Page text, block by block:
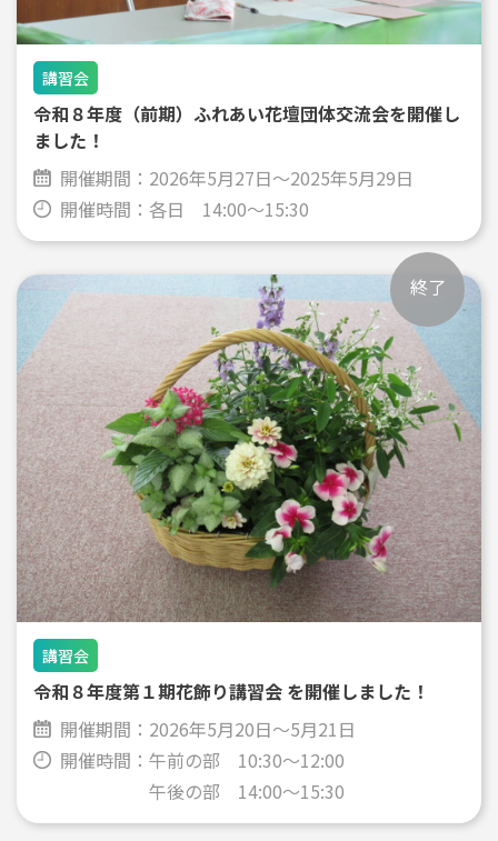
講習会
令和８年度（前期）ふれあい花壇団体交流会を開催し
ました！
開催期間： 2026年5月27日～2025年5月29日
開催時間： 各日 14:00～15:30
終了
講習会
令和８年度第１期花飾り講習会 を開催しました！
開催期間： 2026年5月20日～5月21日
開催時間： 午前の部 10:30～12:00
午後の部 14:00～15:30